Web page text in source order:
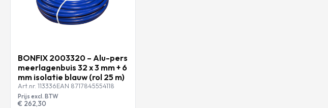
BONFIX 2003320 – Alu-pers
meerlagenbuis 32 x 3 mm + 6
mm isolatie blauw (rol 25 m)
Art.nr. 113336EAN 8717845554118
Prijs excl. BTW
€ 262,30